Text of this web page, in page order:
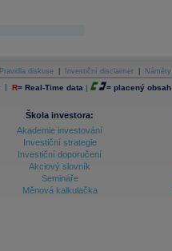
Pravidla diskuse Investiční disclaimer Náměty
| R= Real-Time data | = placený obsah
Škola investora:
Akademie investování
Investiční strategie
Investiční doporučení
Akciový slovník
Semináře
Měnová kalkulačka